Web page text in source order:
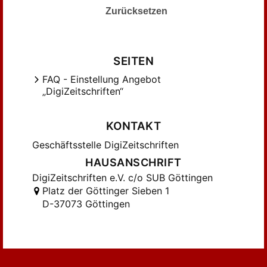
Houlihan, Patrick Francis (66)
Jaeger, Bertrand (145)
Jansen-Winkeln, Karl (85)
Junge, Friedrich (82)
Kakovkin, Alexander (74)
Kakovkine, Alexandre (52)
Kammerzell, Frank (102)
Kanawati, Naguib (71)
Kurth, Dieter (162)
Zurücksetzen
SEITEN
FAQ - Einstellung Angebot
„DigiZeitschriften“
KONTAKT
Geschäftsstelle DigiZeitschriften
HAUSANSCHRIFT
DigiZeitschriften e.V. c/o SUB Göttingen
Platz der Göttinger Sieben 1
D-37073 Göttingen